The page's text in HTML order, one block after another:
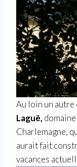
Au loin un autre
Laguë,
Charlemagne,
aurait fait
vacances